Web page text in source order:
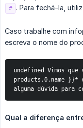
# . Para fechá-la,
Caso trabalhe com
escreva o nome do
undefined Vimos
products.0.name }}*
alguma dúvida para
Qual a diferença